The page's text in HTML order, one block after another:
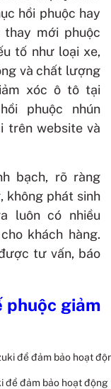
hồi phuộc hay
mới phuộc
tố như loại xe,
và chất lượng
xóc ô tô tại
phuộc nhún
trên website và
bạch, rõ ràng
không phát sinh
luôn có nhiều
khách hàng.
tư vấn, báo
giảm
để đảm bảo hoạt động